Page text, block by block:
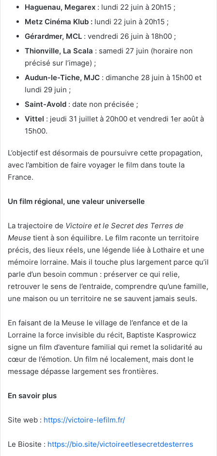
Haguenau, Megarex : lundi 22 juin à 20h15 ;
Metz Cinéma Klub : lundi 22 juin à 20h15 ;
Gérardmer, MCL : vendredi 26 juin à 18h00 ;
Thionville, La Scala : samedi 27 juin (horaire non
précisé sur l’image) ;
Audun-le-Tiche, MJC : dimanche 28 juin à 15h00 et
lundi 29 juin ;
Saint-Avold : date non précisée ;
Vittel : jeudi 31 juillet à 20h00 et vendredi 1er août à
15h00.
L’objectif est désormais de poursuivre cette propagation,
avec l’ambition de faire voyager le film dans toute la
France.
Un film régional, une valeur universelle
La trajectoire de Victoire et le Secret des Terres de
Meuse tient à son équilibre. Le film raconte un territoire
précis, des lieux réels, une légende liée à Lothaire et une
mémoire lorraine. Mais il touche plus largement parce qu’il
parle d’un besoin commun : préserver ce qui relie,
retrouver le sens de l’entraide, comprendre qu’une famille,
une maison ou un territoire ne se sauvent jamais seuls.
En faisant de la Meuse le village de l’enfance et de la
Lorraine la force invisible du récit, Baptiste Kasprowicz
signe un film d’aventure familial qui remet la solidarité au
cœur de l’émotion. Un film né localement, mais dont le
message dépasse largement ses frontières.
En savoir plus
Site web : https://victoire-lefilm.fr/
Le Biosite : https://bio.site/victoireetlesecretdesterres